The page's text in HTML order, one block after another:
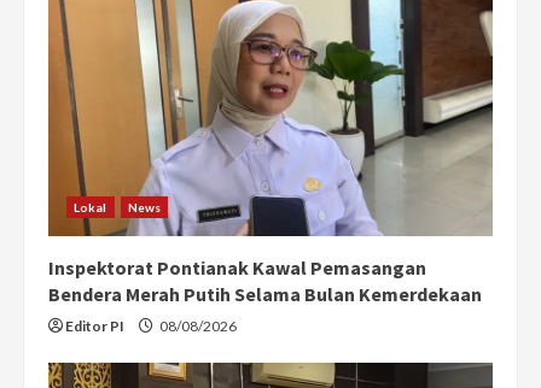
Lokal News
Inspektorat Pontianak Kawal Pemasangan
Bendera Merah Putih Selama Bulan Kemerdekaan
Editor PI 08/08/2026